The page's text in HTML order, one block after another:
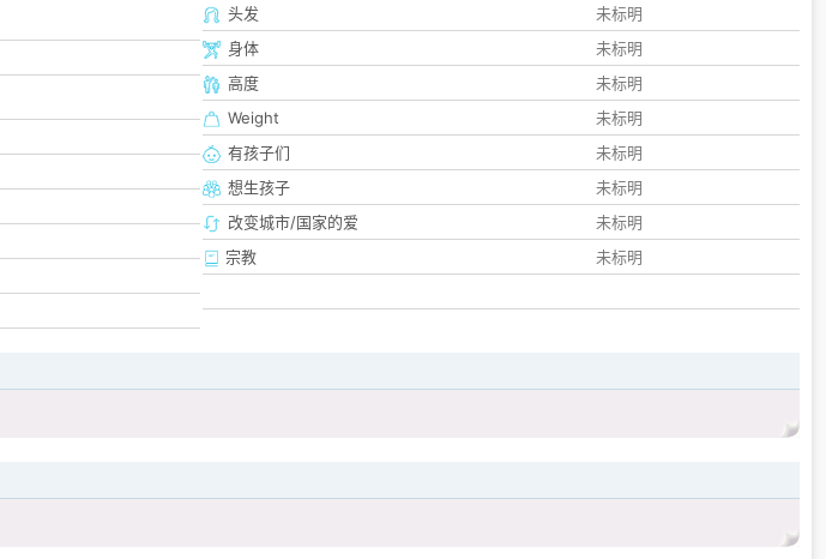
头发
未标明
身体
未标明
高度
未标明
Weight
未标明
有孩子们
未标明
想生孩子
未标明
改变城市/国家的爱
未标明
宗教
未标明